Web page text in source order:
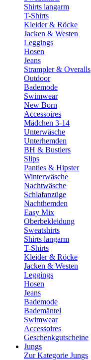
Shirts langarm
T-Shirts
Kleider & Röcke
Jacken & Westen
Leggings
Hosen
Jeans
Strampler & Overalls
Outdoor
Bademode
Swimwear
New Born
Accessoires
Mädchen 3-14
Unterwäsche
Unterhemden
BH & Bustiers
Slips
Panties & Hipster
Winterwäsche
Nachtwäsche
Schlafanzüge
Nachthemden
Easy Mix
Oberbekleidung
Sweatshirts
Shirts langarm
T-Shirts
Kleider & Röcke
Jacken & Westen
Leggings
Hosen
Jeans
Bademode
Bademäntel
Swimwear
Accessoires
Geschenkgutscheine
Jungs
Zur Kategorie Jungs